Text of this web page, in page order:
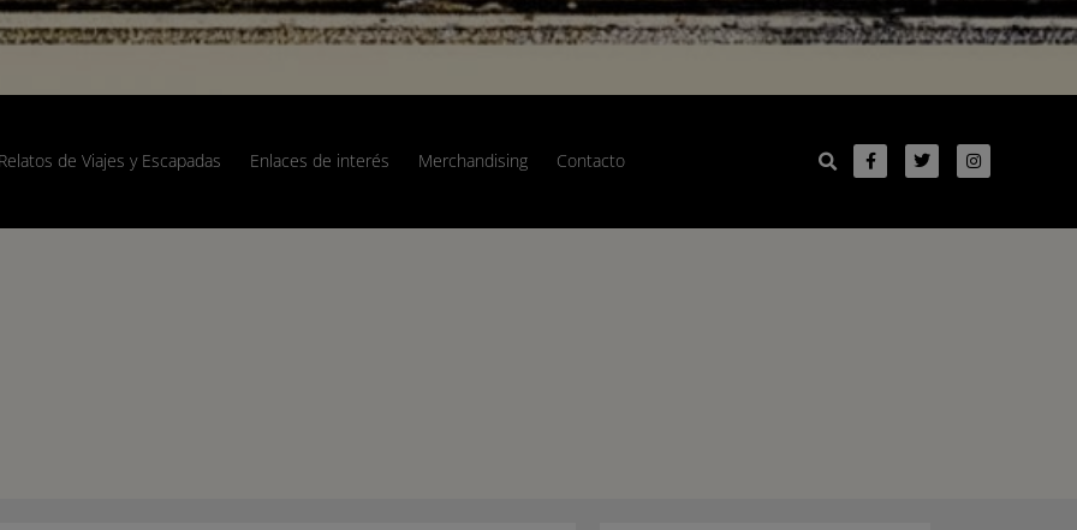
de Viajes y Escapadas Enlaces de interés Merchandising Contacto